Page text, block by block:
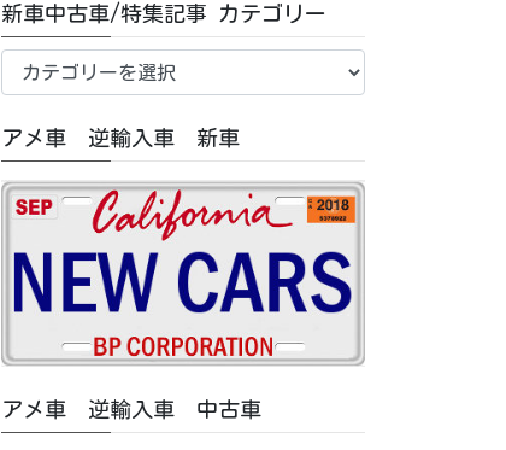
新車中古車/特集記事 カテゴリー
車
古
車/
特
リ
ー
アメ車 逆輸入車 新車
アメ車 逆輸入車 中古車